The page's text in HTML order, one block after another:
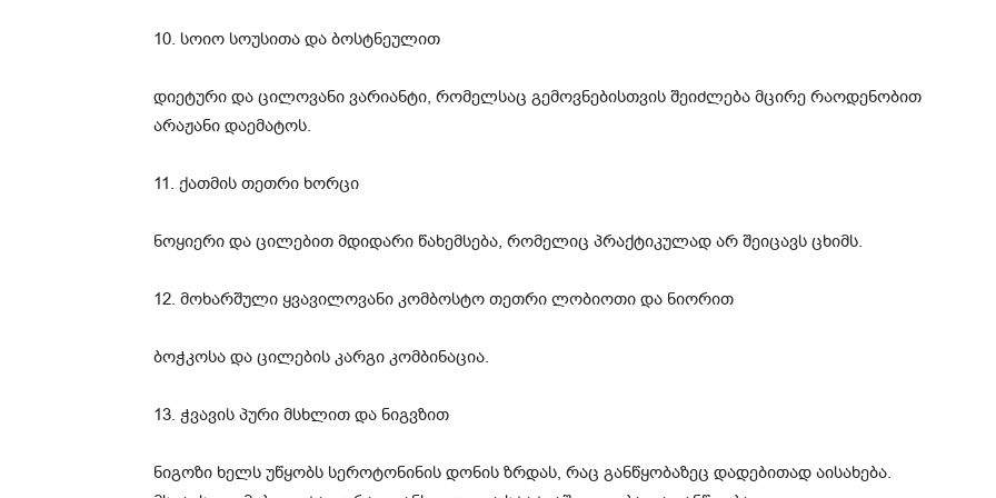
10. სოიო სოუსითა და ბოსტნეულით
დიეტური და ცილოვანი ვარიანტი, რომელსაც გემოვნებისთვის შეიძლება მცირე რაოდენობით
არაჟანი დაემატოს.
11. ქათმის თეთრი ხორცი
ნოყიერი და ცილებით მდიდარი წახემსება, რომელიც პრაქტიკულად არ შეიცავს ცხიმს.
12. მოხარშული ყვავილოვანი კომბოსტო თეთრი ლობიოთი და ნიორით
ბოჭკოსა და ცილების კარგი კომბინაცია.
13. ჭვავის პური მსხლით და ნიგვზით
ნიგოზი ხელს უწყობს სეროტონინის დონის ზრდას, რაც განწყობაზეც დადებითად აისახება.